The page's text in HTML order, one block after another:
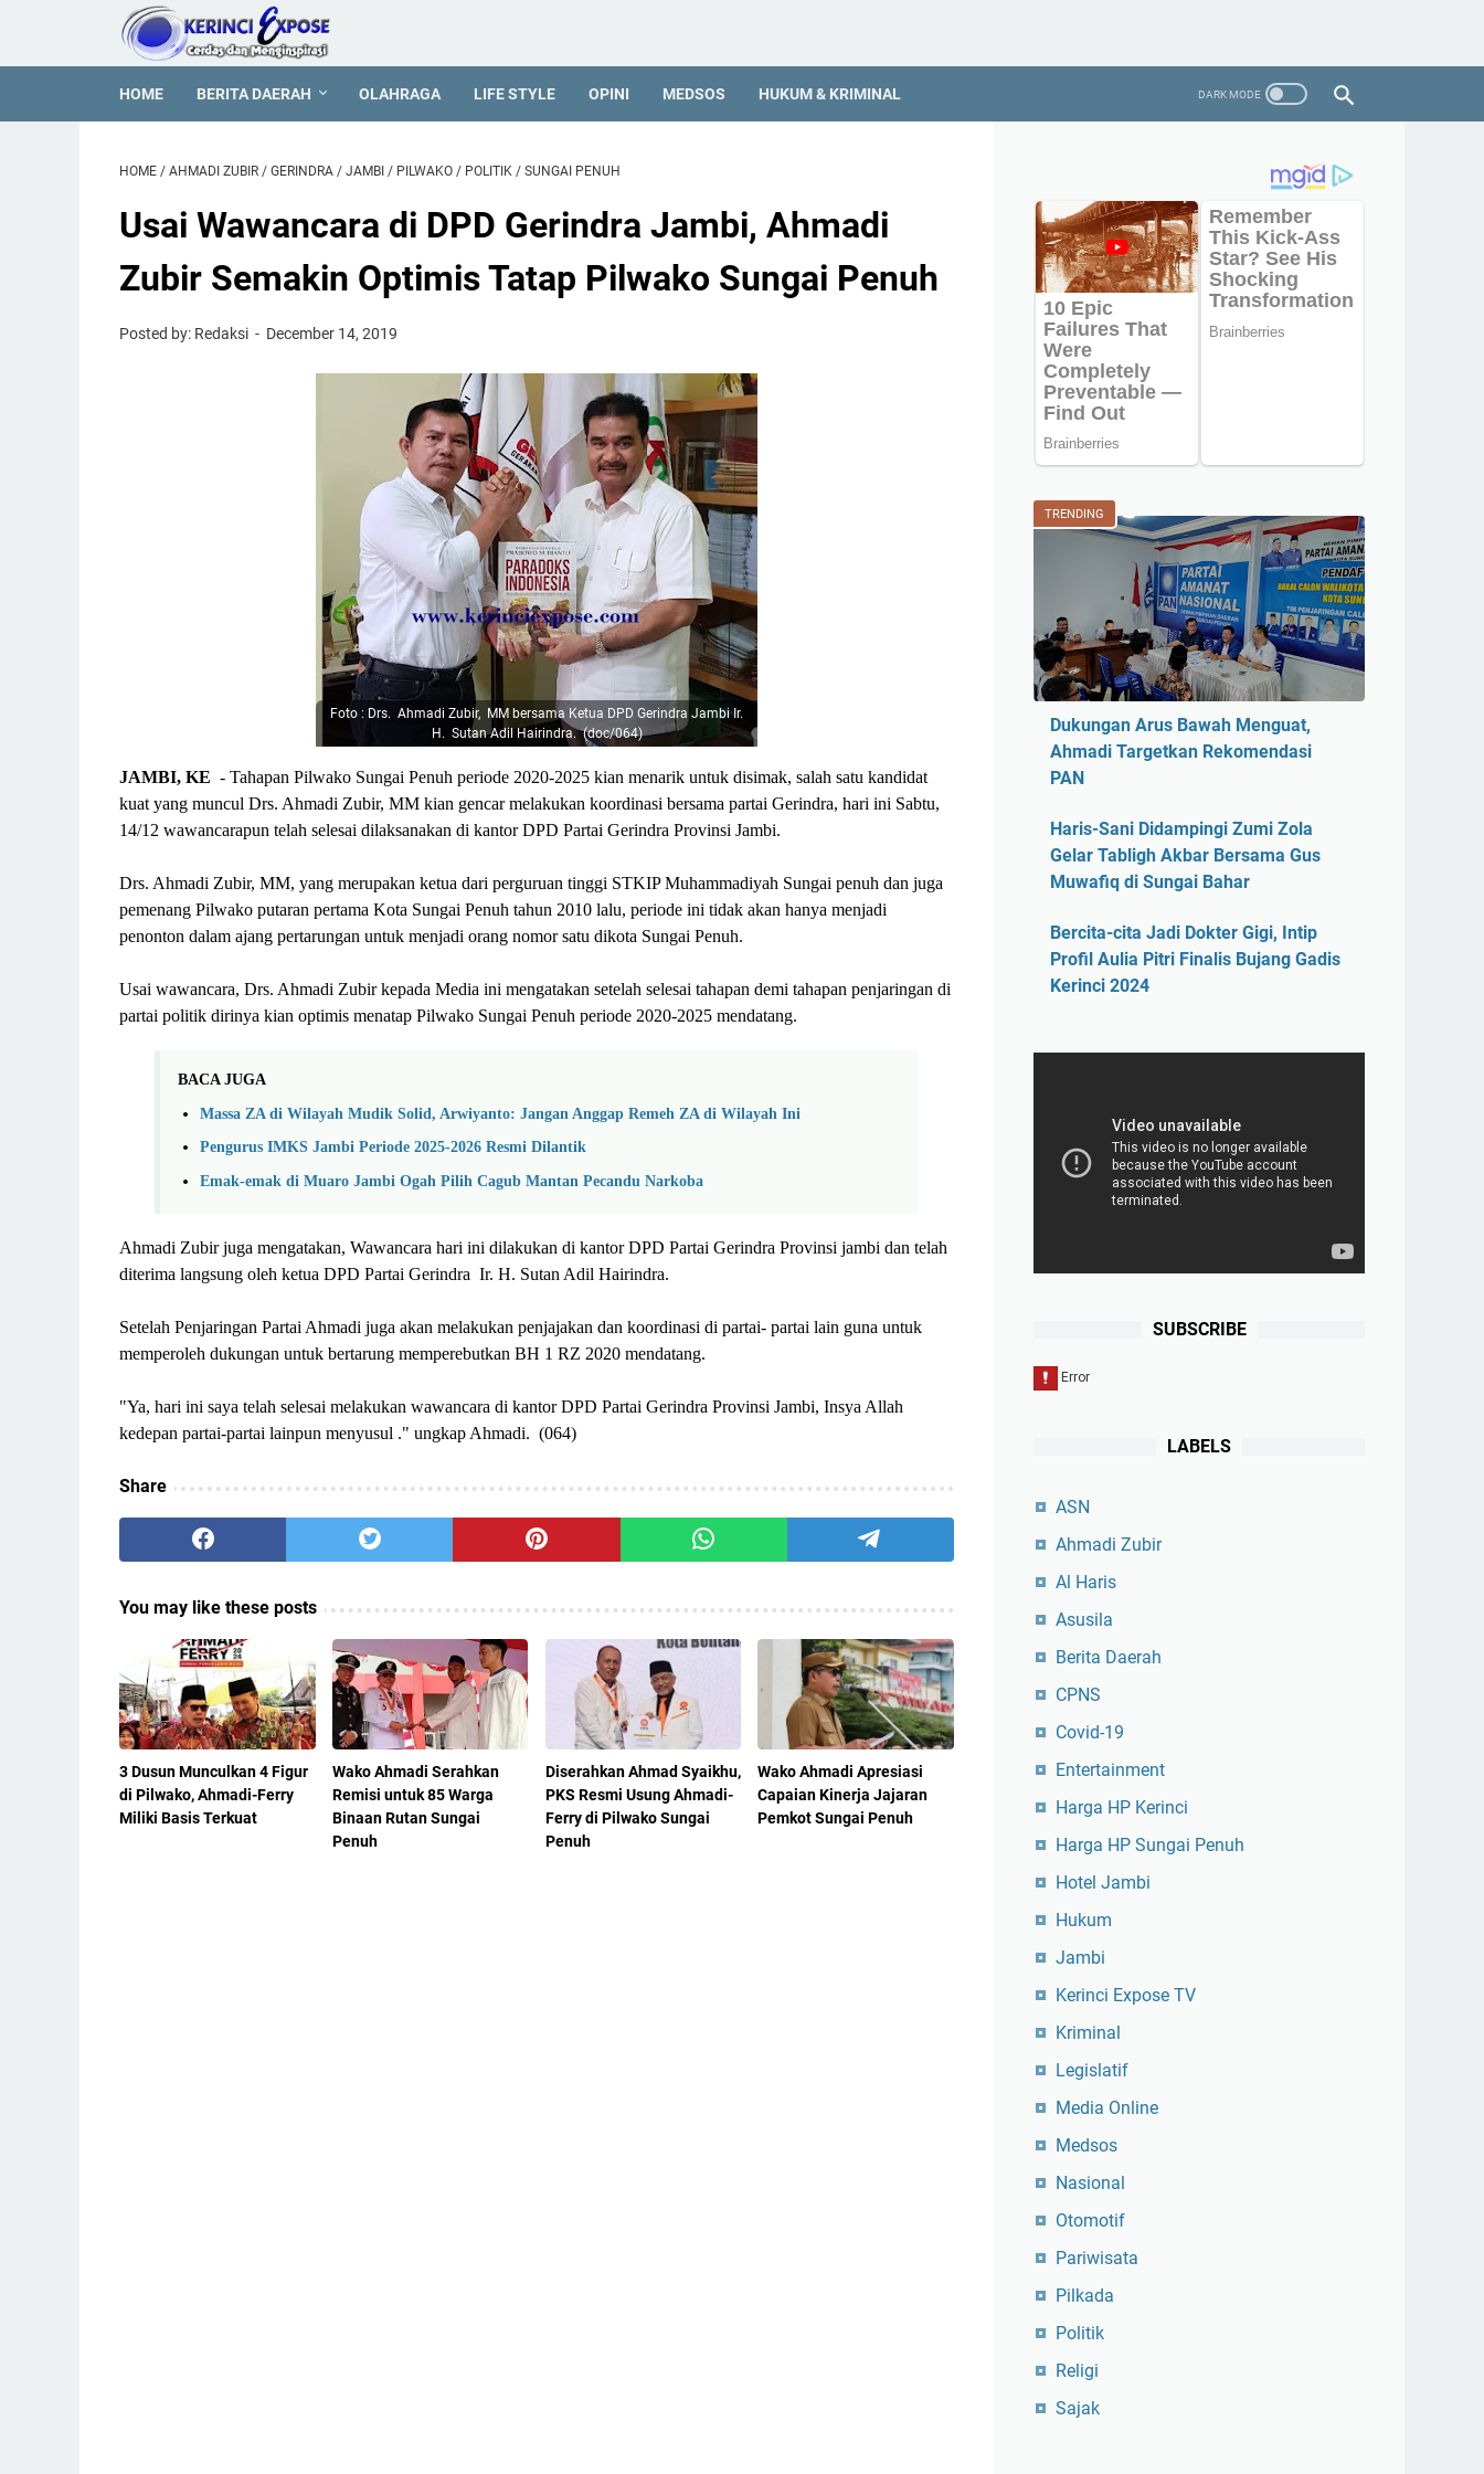
HOME BERITA DAERAH OLAHRAGA LIFE STYLE OPINI MEDSOS HUKUM & KRIMINAL
HOME / AHMADI ZUBIR / GERINDRA / JAMBI / PILWAKO / POLITIK / SUNGAI PENUH
Usai Wawancara di DPD Gerindra Jambi, Ahmadi
Zubir Semakin Optimis Tatap Pilwako Sungai Penuh
Posted by: Redaksi December 14, 2019
Foto : Drs. Ahmadi Zubir, MM bersama Ketua DPD Gerindra Jambi Ir.
H. Sutan Adil Hairindra. (doc/064)
JAMBI, KE - Tahapan Pilwako Sungai Penuh periode 2020-2025 kian menarik untuk disimak, salah satu kandidat
kuat yang muncul Drs. Ahmadi Zubir, MM kian gencar melakukan koordinasi bersama partai Gerindra, hari ini Sabtu,
14/12 wawancarapun telah selesai dilaksanakan di kantor DPD Partai Gerindra Provinsi Jambi.
Drs. Ahmadi Zubir, MM, yang merupakan ketua dari perguruan tinggi STKIP Muhammadiyah Sungai penuh dan juga
pemenang Pilwako putaran pertama Kota Sungai Penuh tahun 2010 lalu, periode ini tidak akan hanya menjadi
penonton dalam ajang pertarungan untuk menjadi orang nomor satu dikota Sungai Penuh.
Usai wawancara, Drs. Ahmadi Zubir kepada Media ini mengatakan setelah selesai tahapan demi tahapan penjaringan di
partai politik dirinya kian optimis menatap Pilwako Sungai Penuh periode 2020-2025 mendatang.
BACA JUGA
Massa ZA di Wilayah Mudik Solid, Arwiyanto: Jangan Anggap Remeh ZA di Wilayah Ini
Pengurus IMKS Jambi Periode 2025-2026 Resmi Dilantik
Emak-emak di Muaro Jambi Ogah Pilih Cagub Mantan Pecandu Narkoba
Ahmadi Zubir juga mengatakan, Wawancara hari ini dilakukan di kantor DPD Partai Gerindra Provinsi jambi dan telah
diterima langsung oleh ketua DPD Partai Gerindra Ir. H. Sutan Adil Hairindra.
Setelah Penjaringan Partai Ahmadi juga akan melakukan penjajakan dan koordinasi di partai- partai lain guna untuk
memperoleh dukungan untuk bertarung memperebutkan BH 1 RZ 2020 mendatang.
"Ya, hari ini saya telah selesai melakukan wawancara di kantor DPD Partai Gerindra Provinsi Jambi, Insya Allah
kedepan partai-partai lainpun menyusul ." ungkap Ahmadi. (064)
Share
You may like these posts
3 Dusun Munculkan 4 Figur
di Pilwako, Ahmadi-Ferry
Miliki Basis Terkuat
Wako Ahmadi Serahkan
Remisi untuk 85 Warga
Binaan Rutan Sungai
Penuh
Diserahkan Ahmad Syaikhu,
PKS Resmi Usung Ahmadi-
Ferry di Pilwako Sungai
Penuh
Wako Ahmadi Apresiasi
Capaian Kinerja Jajaran
Pemkot Sungai Penuh
TRENDING
Dukungan Arus Bawah Menguat,
Ahmadi Targetkan Rekomendasi
PAN
Haris-Sani Didampingi Zumi Zola
Gelar Tabligh Akbar Bersama Gus
Muwafiq di Sungai Bahar
Bercita-cita Jadi Dokter Gigi, Intip
Profil Aulia Pitri Finalis Bujang Gadis
Kerinci 2024
SUBSCRIBE
LABELS
ASN
Ahmadi Zubir
Al Haris
Asusila
Berita Daerah
CPNS
Covid-19
Entertainment
Harga HP Kerinci
Harga HP Sungai Penuh
Hotel Jambi
Hukum
Jambi
Kerinci Expose TV
Kriminal
Legislatif
Media Online
Medsos
Nasional
Otomotif
Pariwisata
Pilkada
Politik
Religi
Sajak